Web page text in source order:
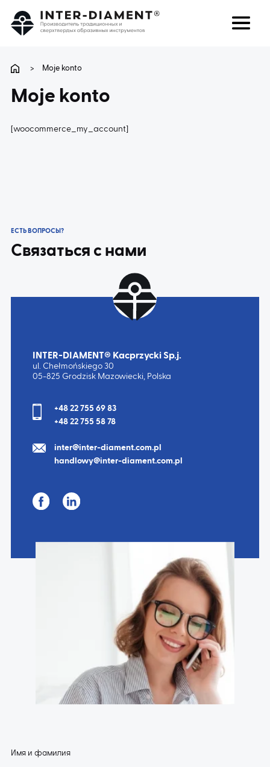
О НАС
ПРОДУКТЫ
КАРЬЕРА
> Moje konto
Moje konto
[woocommerce_my_account]
ЕСТЬ ВОПРОСЫ?
Связаться с нами
INTER-DIAMENT® Kacprzycki Sp.j.
ul. Chełmońskiego 30
05-825 Grodzisk Mazowiecki, Polska
+48 22 755 69 83
+48 22 755 58 78
inter@inter-diament.com.pl
handlowy@inter-diament.com.pl
Имя и фамилия